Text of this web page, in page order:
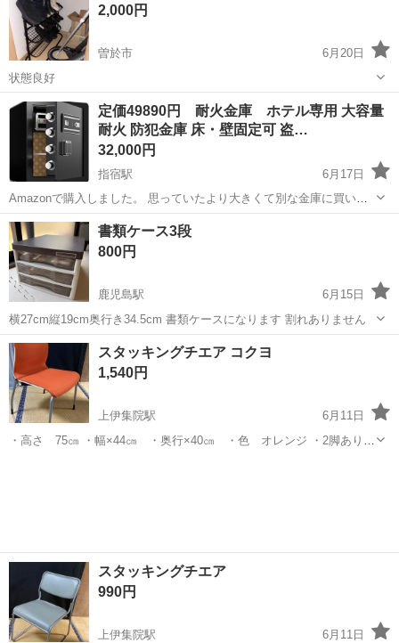
2,000円
曽於市
6月20日
状態良好
鹿児島 曽於市 オフィス用家具
定価49890円 耐火金庫 ホテル専用 大容量
耐火 防犯金庫 床・壁固定可 盗…
32,000円
指宿駅
6月17日
Amazonで購入しました。 思っていたより大きくて別な金庫に買い替
えしました。 新品、未使用ですが、一度撮影のために開封しておりま
す。 [ワンタッチ解錠システム] 金庫にはスマートタッチスクリーンパ
ネルと先進バイオメトリ...
鹿児島 指宿市 指宿駅 オフィス用家具
書類ケース3段
800円
鹿児島駅
6月15日
横27cm縦19cm奥行き34.5cm 書類ケースになります 割れありません
鹿児島 鹿児島市 鹿児島駅 オフィス用家具
スタッキングチエア コクヨ
1,540円
上伊集院駅
6月11日
・高さ 75㎝ ・幅×44㎝ ・奥行×40㎝ ・色 オレンジ ・2脚ありま
スタッキングチエア
990円
上伊集院駅
6月11日